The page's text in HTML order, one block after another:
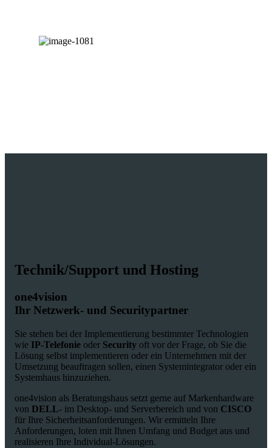
Technik/Support und Hosting
one4vision
Ihr Netzwerk- und Securitypartner
Sie stehen bei der Implementierung bestimmter Technologien
wie IP-Telefonie oder Security oft vor der Frage, ob Sie die
Lösung selbst implementieren oder ein Unternehmen mit der
Umsetzung beauftragen sollen, einen Systemintegrator oder ein
Systemhaus hinzuziehen.
one4vision als Beratungshaus setzt gerne auf Markenhardware
von DELL- im Desktop- und Serverbereich und von CISCO
für Ihre Sicherheitsanforderungen. Wir ermitteln Ihre
Anforderungen, loten mit Ihnen Umfang und Budget aus und
realisieren Ihre Individual-Lösungen.